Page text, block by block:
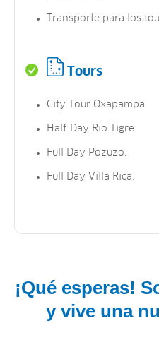
Transporte para los
Tours
City Tour Oxapampa.
Half Day Rio Tigre.
Full Day Pozuzo.
Full Day Villa Rica.
¡Qué esperas!
y vive una